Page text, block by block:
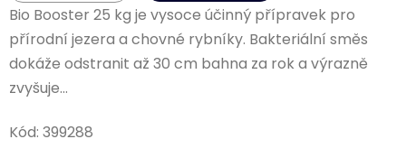
Bio Booster 25 kg je vysoce účinný přípravek pro
přírodní jezera a chovné rybníky. Bakteriální směs
dokáže odstranit až 30 cm bahna za rok a výrazně
zvyšuje...
Kód: 399288